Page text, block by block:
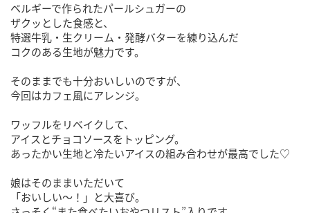
ベルギーで作られたパールシュガーの
ザクッとした食感と、
特選牛乳・生クリーム・発酵バターを練り込んだ
コクのある生地が魅力です。
そのままでも十分おいしいのですが、
今回はカフェ風にアレンジ。
ワッフルをリベイクして、
アイスとチョコソースをトッピング。
あったかい生地と冷たいアイスの組み合わせが最高でした♡
娘はそのままいただいて
「おいしい〜！」と大喜び。